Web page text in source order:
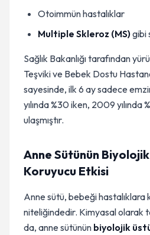
Otoimmün hastalıklar
Multiple Skleroz (MS)gibi
Sağlık Bakanlığı tarafından
Teşviki ve Bebek Dostu
sayesinde, ilk 6 ay sadece
yılında %30 iken, 2009 yılında
ulaşmıştır.
Anne Sütünün
Koruyucu Etkisi
Anne sütü, bebeği hastalıklara
niteliğindedir. Kimyasal olarak
da, anne sütünün biyolojik